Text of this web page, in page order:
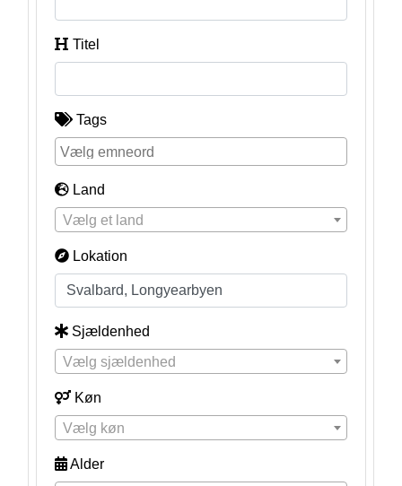
Titel
Tags
Land
Vælg et land
Lokation
Sjældenhed
Vælg sjældenhed
Køn
Vælg køn
Alder